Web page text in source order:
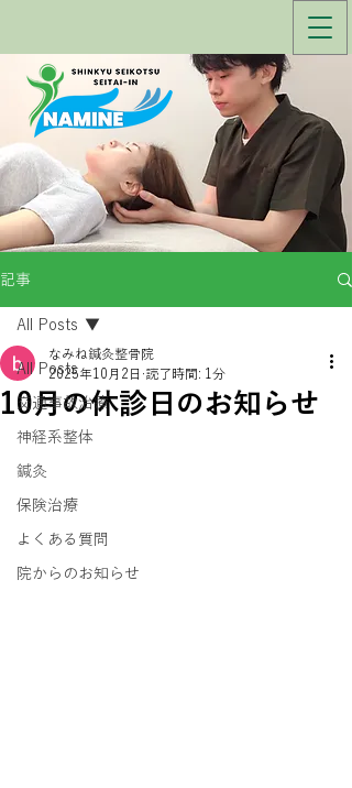
記事
All Posts
交通事故治療
神経系整体
鍼灸
保険治療
よくある質問
院からのお知らせ
All Posts
10月の休診日のお知らせ
なみね鍼灸整骨院
2025年10月2日 読了時間: 1分